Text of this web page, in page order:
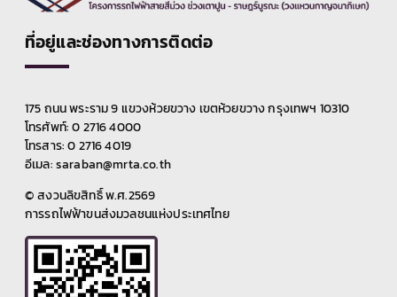
ที่อยู่และช่องทางการติดต่อ
175 ถนน พระราม 9 แขวงห้วยขวาง เขตห้วยขวาง กรุงเทพฯ 10310
โทรศัพท์: 0 2716 4000
โทรสาร: 0 2716 4019
อีเมล: saraban@mrta.co.th
© สงวนลิขสิทธิ์ พ.ศ.2569
การรถไฟฟ้าขนส่งมวลชนแห่งประเทศไทย